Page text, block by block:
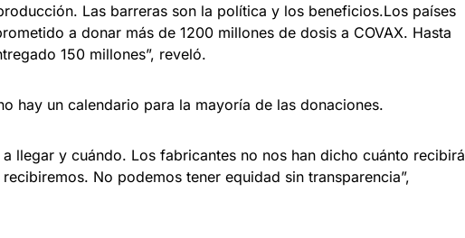
Las barreras son la política y los beneficios.Los países
a donar más de 1200 millones de dosis a COVAX. Hasta
150 millones”, reveló.
hay un calendario para la mayoría de las donaciones.
a llegar y cuándo. Los fabricantes no nos han dicho cuánto recibirá
No podemos tener equidad sin transparencia”,